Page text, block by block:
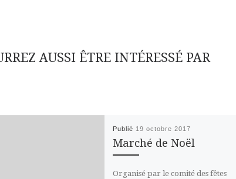
AUSSI ÊTRE INTÉRESSÉ PAR
Publié 19 octobre 2017
Marché de Noël
Organisé par le comité des fêtes